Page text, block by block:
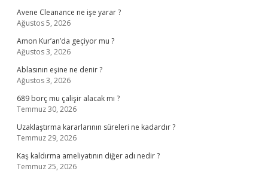
Avene Cleanance ne işe yarar ?
Ağustos 5, 2026
Amon Kur’an’da geçiyor mu ?
Ağustos 3, 2026
Ablasının eşine ne denir ?
Ağustos 3, 2026
689 borç mu çalişir alacak mı ?
Temmuz 30, 2026
Uzaklaştırma kararlarının süreleri ne kadardır ?
Temmuz 29, 2026
Kaş kaldırma ameliyatının diğer adı nedir ?
Temmuz 25, 2026